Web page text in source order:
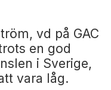
vd på GAC
en god
i Sverige,
vara låg.